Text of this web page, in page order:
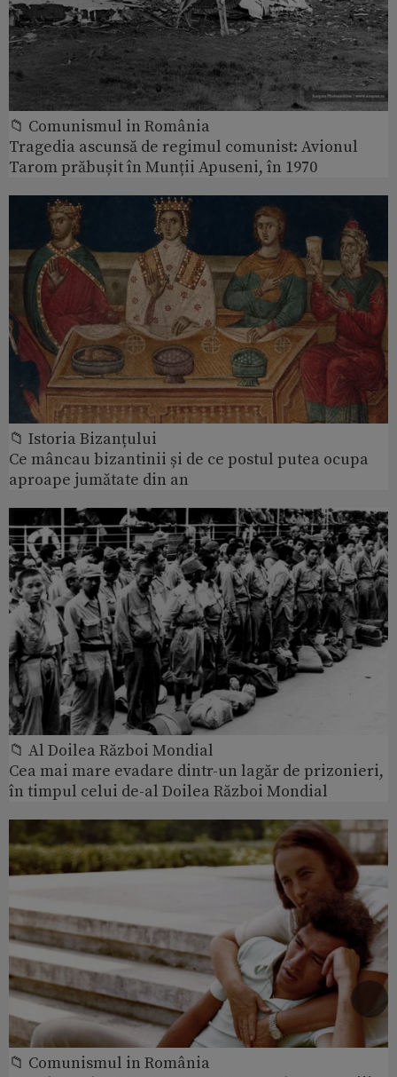
📁 Comunismul in România
Tragedia ascunsă de regimul comunist: Avionul
Tarom prăbușit în Munții Apuseni, în 1970
📁 Istoria Bizanțului
Ce mâncau bizantinii și de ce postul putea ocupa
aproape jumătate din an
📁 Al Doilea Război Mondial
Cea mai mare evadare dintr-un lagăr de prizonieri,
în timpul celui de-al Doilea Război Mondial
📁 Comunismul in România